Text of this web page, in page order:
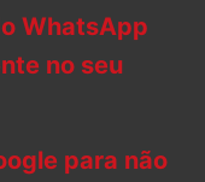
WhatsApp
no seu
para não